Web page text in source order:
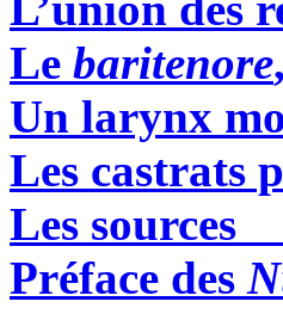
Le baritenore
Un larynx
Les castrats
Les sources
Préface des